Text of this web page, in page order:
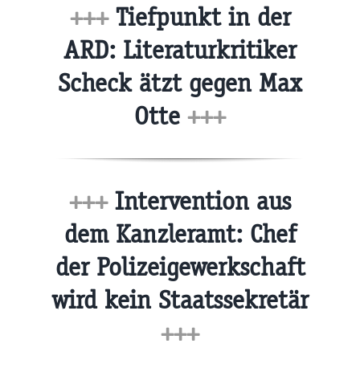
+++Tiefpunkt in der
ARD: Literaturkritiker
Scheck ätzt gegen Max
Otte +++
+++Intervention aus
dem Kanzleramt: Chef
der Polizeigewerkschaft
wird kein Staatssekretär
+++